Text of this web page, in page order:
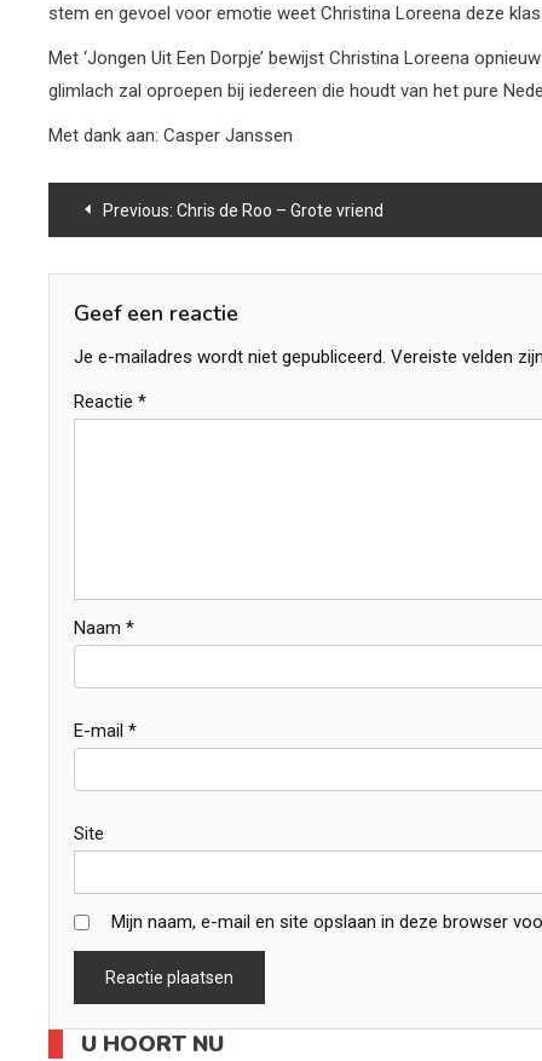
stem en gevoel voor emotie weet Christina Loreena deze
Met ‘Jongen Uit Een Dorpje’ bewijst Christina Loreena
glimlach zal oproepen bij iedereen die houdt van het pure
Met dank aan: Casper Janssen
Bericht
navigatie
Previous: Chris de Roo – Grote vriend
Geef een reactie
Je e-mailadres wordt niet gepubliceerd. Vereiste velden
Reactie *
Naam *
E-mail *
Site
Mijn naam, e-mail en site opslaan in deze browser
U HOORT NU